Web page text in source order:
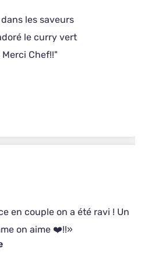
les saveurs
le curry vert
Chef!!"
en couple on a été ravi ! Un
on aime ❤️!!»